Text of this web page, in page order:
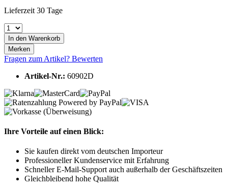
Lieferzeit 30 Tage
In den Warenkorb
Merken
Fragen zum Artikel? Bewerten
Artikel-Nr.: 60902D
Ihre Vorteile auf einen Blick:
Sie kaufen direkt vom deutschen Importeur
Professioneller Kundenservice mit Erfahrung
Schneller E-Mail-Support auch außerhalb der Geschäftszeiten
Gleichbleibend hohe Qualität